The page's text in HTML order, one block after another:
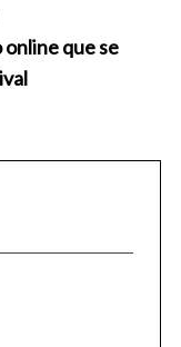
online que se